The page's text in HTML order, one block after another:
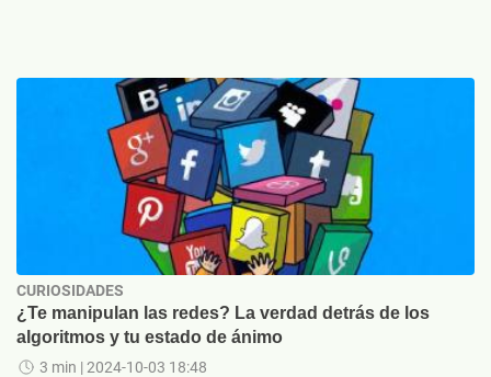
CURIOSIDADES
¿Te manipulan las redes? La verdad detrás de los
algoritmos y tu estado de ánimo
3 min | 2024-10-03 18:48